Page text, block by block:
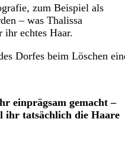
zum Beispiel als
– was Thalissa
ihr echtes Haar.
einprägsam gemacht –
ihr tatsächlich die Haare